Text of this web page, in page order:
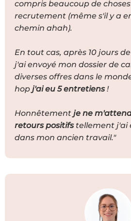
compris beaucoup de
recrutement (même s'il y a
chemin ahah).
En tout cas, après 10 jours
j'ai envoyé mon dossier de
diverses offres dans le
hop j'ai eu 5 entretiens!
Honnêtement je ne
retours positifstellement j'ai
dans mon ancien travail."